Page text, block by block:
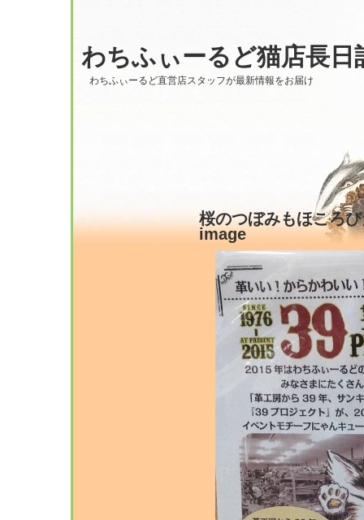
わちふぃーるど猫店長日
わちふぃーるど直営店スタッフが最新情報をお届け
桜のつぼみもほころ
image